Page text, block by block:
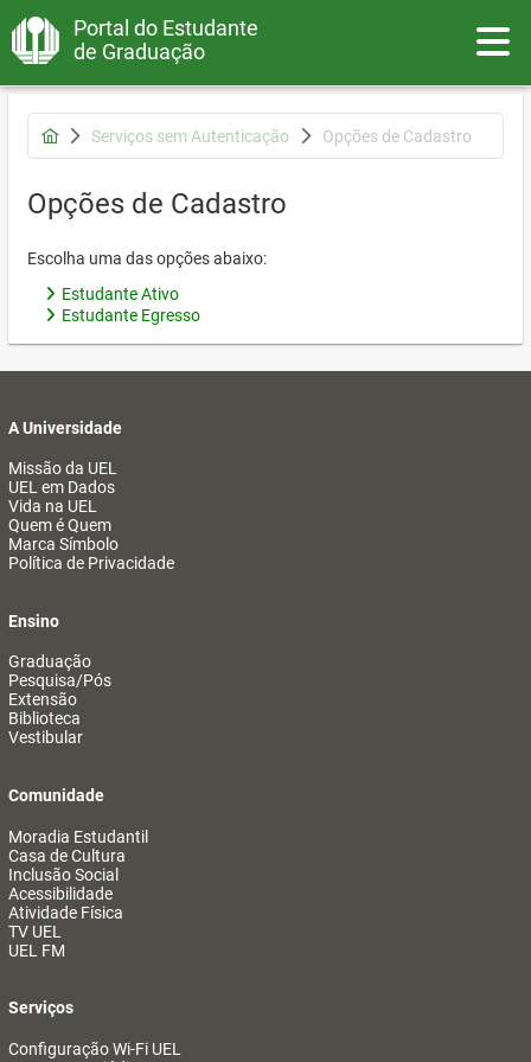
Portal do Estudante
de Graduação
Serviços sem Autenticação Opções de Cadastro
Opções de Cadastro
Escolha uma das opções abaixo:
Estudante Ativo
Estudante Egresso
A Universidade
Missão da UEL
UEL em Dados
Vida na UEL
Quem é Quem
Marca Símbolo
Política de Privacidade
Ensino
Graduação
Pesquisa/Pós
Extensão
Biblioteca
Vestibular
Comunidade
Moradia Estudantil
Casa de Cultura
Inclusão Social
Acessibilidade
Atividade Física
TV UEL
UEL FM
Serviços
Configuração Wi-Fi UEL